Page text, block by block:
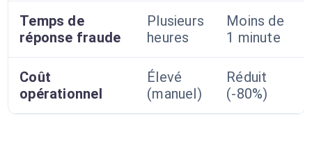
Temps de
réponse fraude
Plusieurs
heures
Moins de
1 minute
Coût
opérationnel
Élevé
(manuel)
Réduit
(-80%)